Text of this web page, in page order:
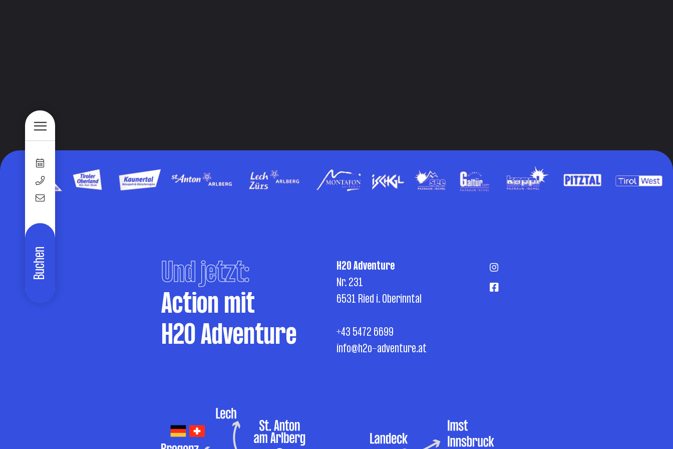
Buchen
Und jetzt:
Action mit
H2O Adventure
H2O Adventure
Nr. 231
6531 Ried i. Oberinntal
+43 5472 6699
info@h2o-adventure.at